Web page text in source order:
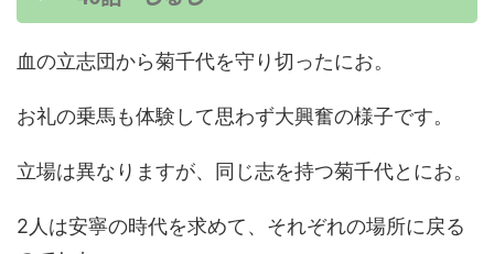
血の立志団から菊千代を守り切ったにお。
お礼の乗馬も体験して思わず大興奮の様子です。
立場は異なりますが、同じ志を持つ菊千代とにお。
2人は安寧の時代を求めて、それぞれの場所に戻る